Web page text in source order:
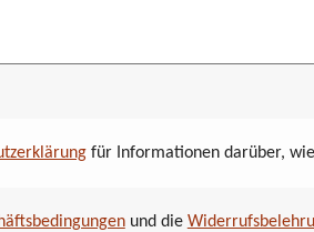
für Informationen darüber,
und die